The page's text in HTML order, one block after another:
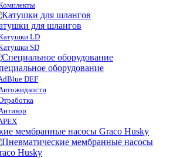
для шлангов
LD
SD
оборудование
DEF
мембранные насосы Graco Husky